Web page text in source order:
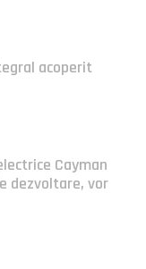
acoperit
Cayman
dezvoltare, vor